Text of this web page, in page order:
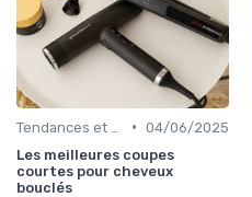
• 04/06/2025
Les meilleures coupes
courtes pour cheveux
bouclés